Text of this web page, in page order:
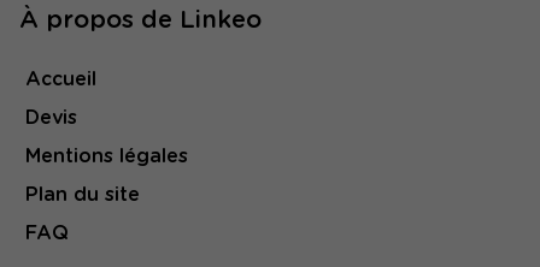
À propos de Linkeo
Accueil
Devis
Mentions légales
Plan du site
FAQ